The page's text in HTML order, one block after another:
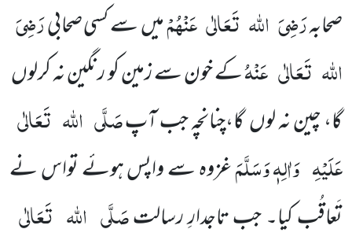
صحابہرَضِیَ اللہ تَعَالٰی عَنْہُمْمیں سے کسی صحابیرَضِیَ
اللہ تَعَالٰی عَنْہُکے خون سے زمین کو رنگین نہ کرلوں
گا، چین نہ لوں گا،چنانچہ جب آپصَلَّی اللہ تَعَالٰی
عَلَیْہِ وَاٰلِہٖ وَسَلَّمَغزوہ سے واپس ہوئے تواس نے
تَعاقُب کیا۔ جب تاجدارِ رسالتصَلَّی اللہ تَعَالٰی